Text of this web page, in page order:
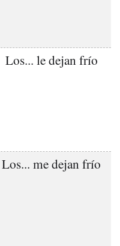
Los... le dejan frío
Los... me dejan frío